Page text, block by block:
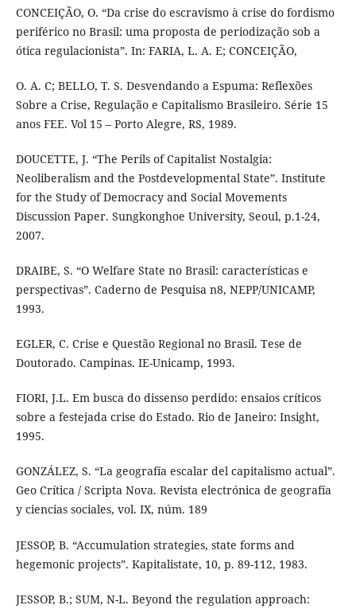
CONCEIÇÃO, O. “Da crise do escravismo à crise do fordismo
periférico no Brasil: uma proposta de periodização sob a
ótica regulacionista”. In: FARIA, L. A. E; CONCEIÇÃO,
O. A. C; BELLO, T. S. Desvendando a Espuma: Reflexões
Sobre a Crise, Regulação e Capitalismo Brasileiro. Série 15
anos FEE. Vol 15 – Porto Alegre, RS, 1989.
DOUCETTE, J. “The Perils of Capitalist Nostalgia:
Neoliberalism and the Postdevelopmental State”. Institute
for the Study of Democracy and Social Movements
Discussion Paper. Sungkonghoe University, Seoul, p.1-24,
2007.
DRAIBE, S. “O Welfare State no Brasil: características e
perspectivas”. Caderno de Pesquisa n8, NEPP/UNICAMP,
1993.
EGLER, C. Crise e Questão Regional no Brasil. Tese de
Doutorado. Campinas. IE-Unicamp, 1993.
FIORI, J.L. Em busca do dissenso perdido: ensaios críticos
sobre a festejada crise do Estado. Rio de Janeiro: Insight,
1995.
GONZÁLEZ, S. “La geografía escalar del capitalismo actual”.
Geo Crítica / Scripta Nova. Revista electrónica de geografía
y ciencias sociales, vol. IX, núm. 189
JESSOP, B. “Accumulation strategies, state forms and
hegemonic projects”. Kapitalistate, 10, p. 89-112, 1983.
JESSOP, B.; SUM, N-L. Beyond the regulation approach: